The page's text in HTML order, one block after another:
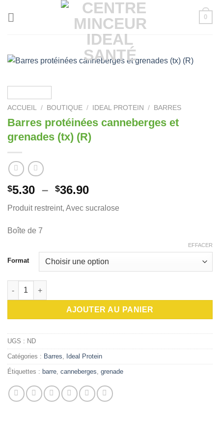
0
ACCUEIL / BOUTIQUE / IDEAL PROTEIN / BARRES
Barres protéinées canneberges et
grenades (tx) (R)
$5.30 – $36.90Plage
prix :
$36.90
Produit restreint, Avec sucralose
Boîte de 7
Format
EFFACER
quantité de Barres protéinées canneberges et grenades (tx) (R)
AJOUTER AU PANIER
UGS : ND
Catégories : Barres Ideal Protein
Étiquettes : barre canneberges grenade